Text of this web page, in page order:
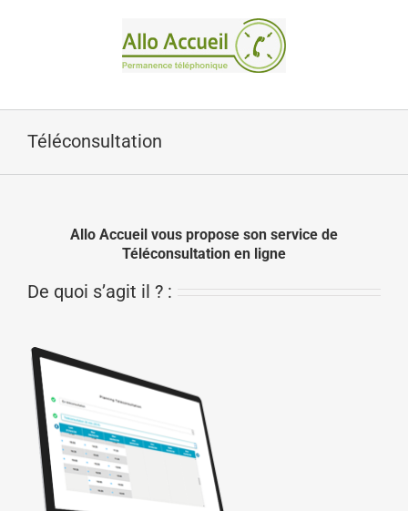
Téléconsultation
Allo Accueil vous propose son service de
Téléconsultation en ligne
De quoi s’agit il ? :